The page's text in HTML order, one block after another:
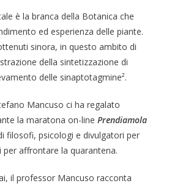
è la branca della Botanica che
ed esperienza delle piante.
sinora, in questo ambito di
della sintetizzazione di
delle sinaptotagmine².
Mancuso ci ha regalato
la maratona on-linePrendiamola
filosofi, psicologi e divulgatori per
affrontare la quarantena.
il professor Mancuso racconta